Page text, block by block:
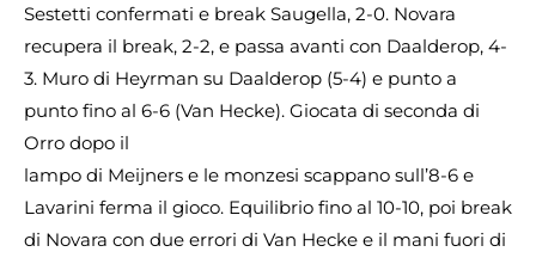
Sestetti confermati e break Saugella, 2-0. Novara
recupera il break, 2-2, e passa avanti con Daalderop, 4-
3. Muro di Heyrman su Daalderop (5-4) e punto a
punto fino al 6-6 (Van Hecke). Giocata di seconda di
Orro dopo il
lampo di Meijners e le monzesi scappano sull’8-6 e
Lavarini ferma il gioco. Equilibrio fino al 10-10, poi break
di Novara con due errori di Van Hecke e il mani fuori di